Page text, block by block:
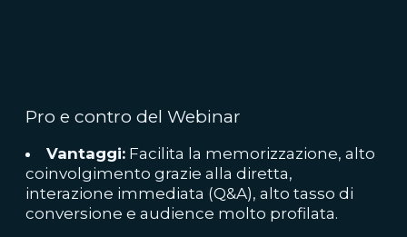
Pro e contro del Webinar
Vantaggi: Facilita la memorizzazione, alto
coinvolgimento grazie alla diretta,
interazione immediata (Q&A), alto tasso di
conversione e audience molto profilata.